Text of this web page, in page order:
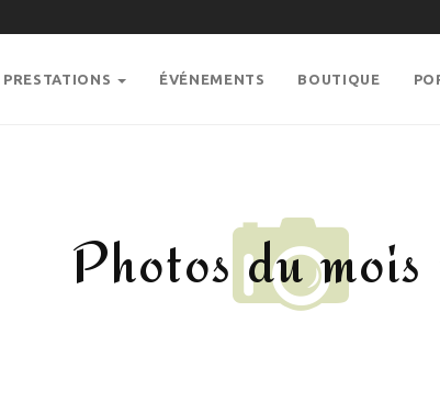
PRESTATIONS ÉVÉNEMENTS BOUTIQUE
Photos du mois